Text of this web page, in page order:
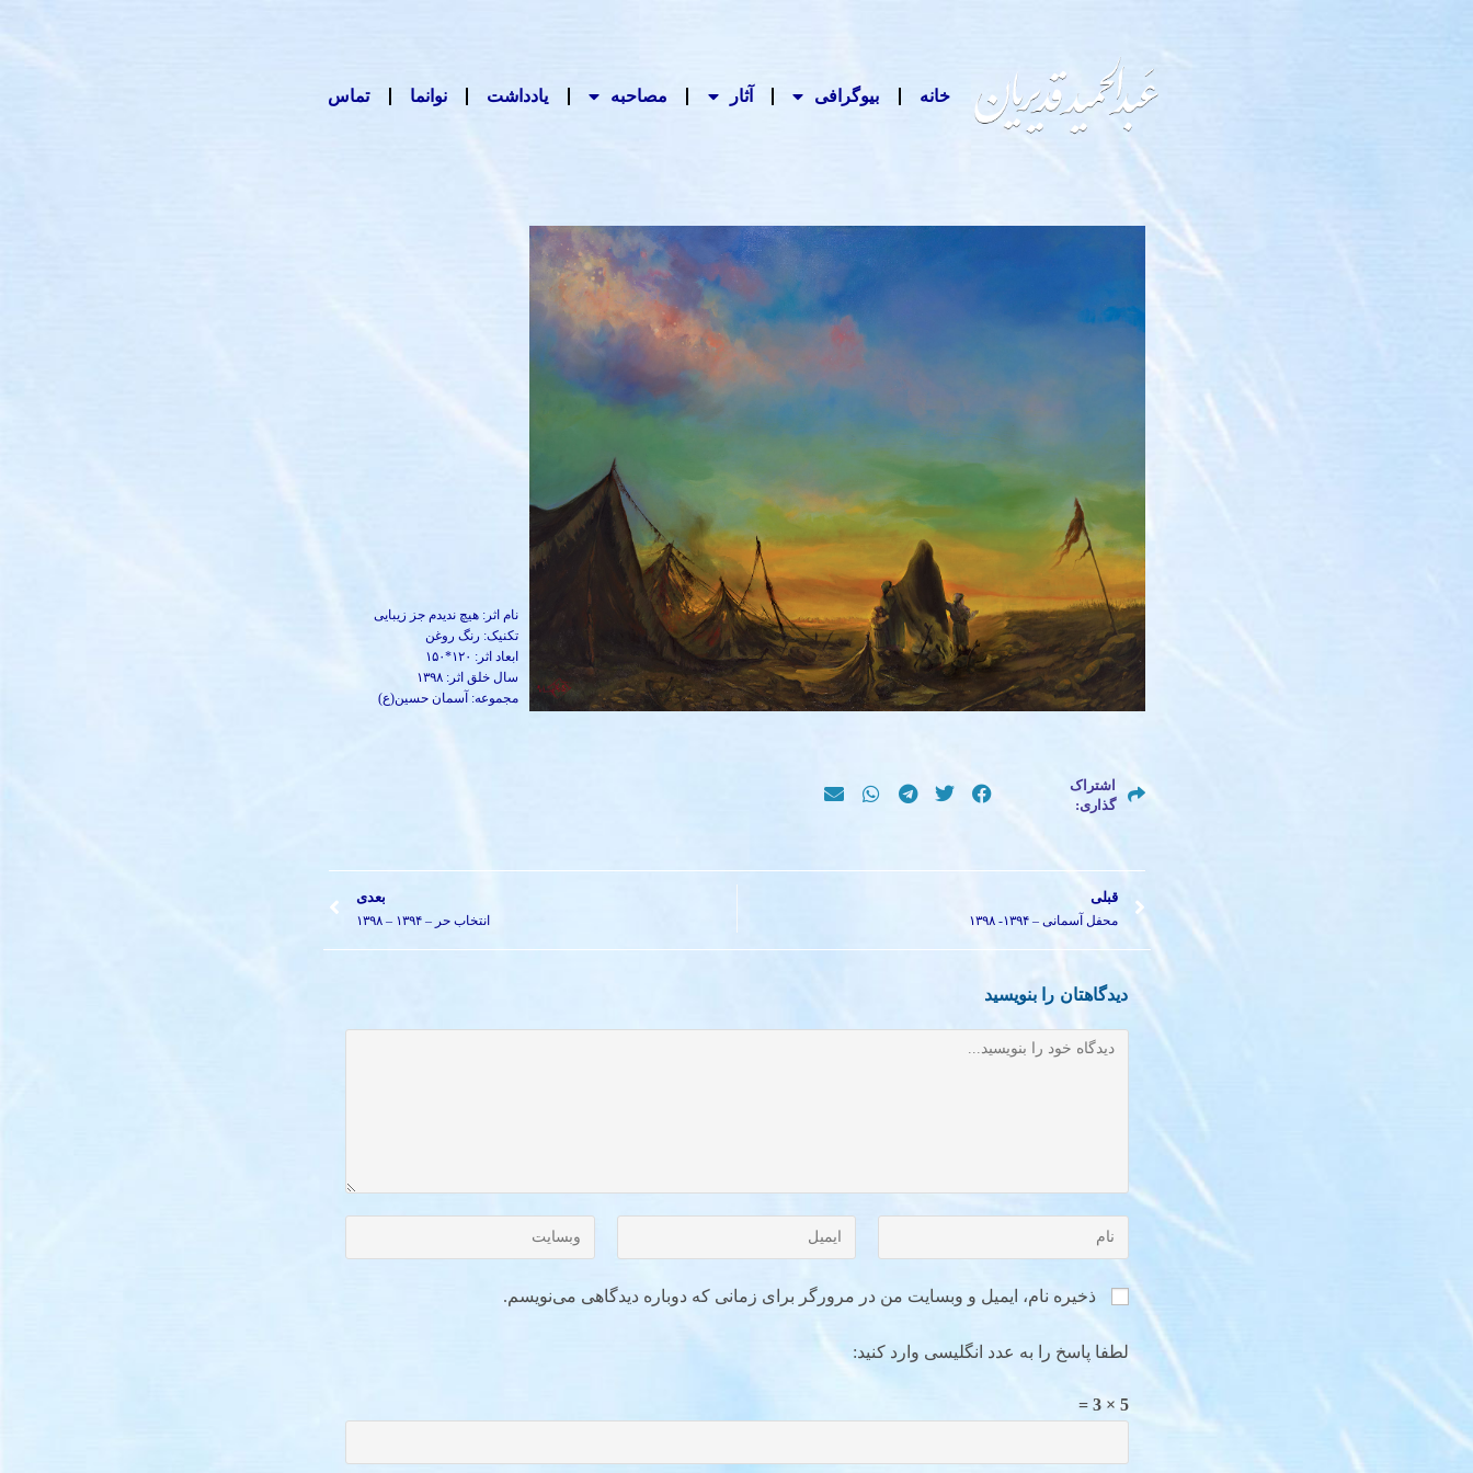
خانه بیوگرافی آثار مصاحبه‌ یادداشت‌ نوانما تماس
نام اثر: هیچ ندیدم جز زیبایی
تکنیک: رنگ روغن
ابعاد اثر: ۱۲۰*۱۵۰
سال خلق اثر: ۱۳۹۸
مجموعه: آسمان حسین(ع)
اشتراک
گذاری:
قبلی
محفل آسمانی – ۱۳۹۴- ۱۳۹۸
بعدی
انتخاب حر – ۱۳۹۴ – ۱۳۹۸
دیدگاهتان را بنویسید
ذخیره نام، ایمیل و وبسایت من در مرورگر برای زمانی که دوباره دیدگاهی می‌نویسم.
لطفا پاسخ را به عدد انگلیسی وارد کنید:
5 × 3 =